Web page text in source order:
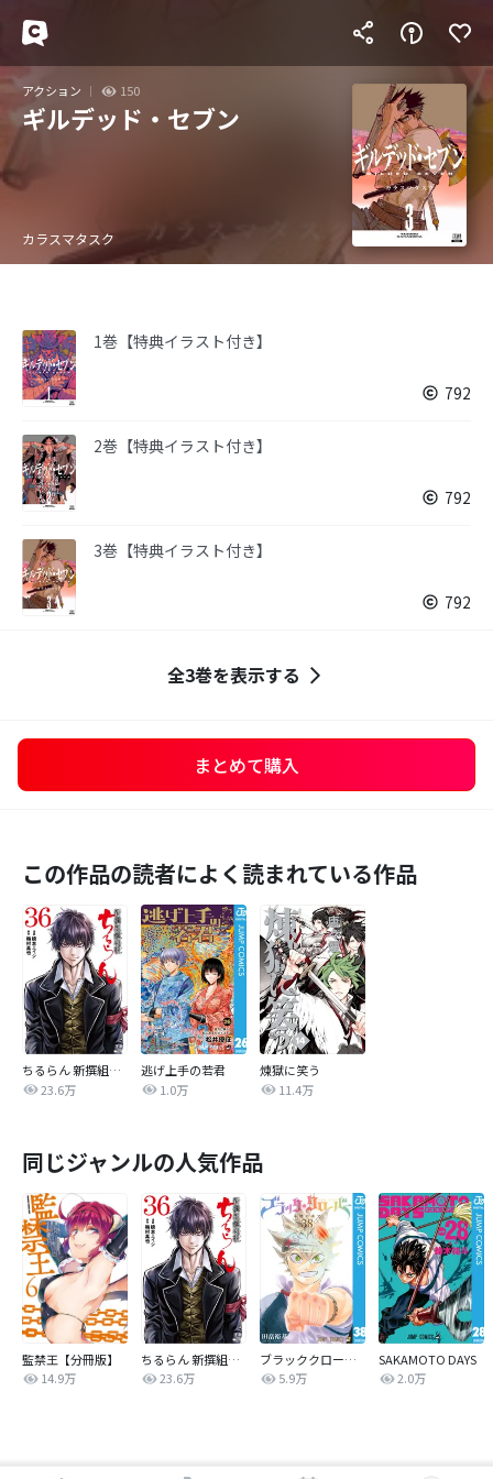
アクション 150
ギルデッド・セブン
カラスマタスク
1巻【特典イラスト付き】
792
2巻【特典イラスト付き】
792
3巻【特典イラスト付き】
792
全3巻を表示する
まとめて購入
この作品の読者によく読まれている作品
ちるらん 新撰組鎮魂歌
23.6万
逃げ上手の若君
1.0万
煉獄に笑う
11.4万
同じジャンルの人気作品
監禁王【分冊版】
14.9万
ちるらん 新撰組鎮魂歌
23.6万
ブラッククローバー
5.9万
SAKAMOTO DAYS
2.0万